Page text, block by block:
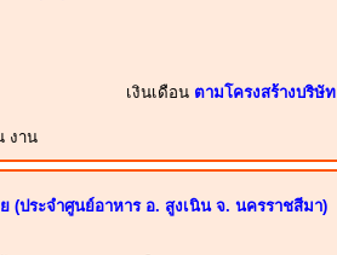
เงินเดือน ตามโครงสร้างบริษัท
งาน
(ประจำศูนย์อาหาร อ. สูงเนิน จ. นครราชสีมา)